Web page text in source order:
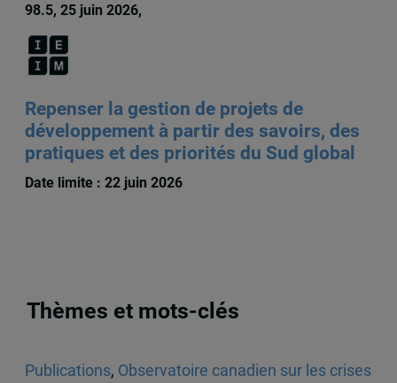
98.5, 25 juin 2026,
Repenser la gestion de projets de
développement à partir des savoirs, des
pratiques et des priorités du Sud global
Date limite : 22 juin 2026
Thèmes et mots-clés
Publications, Observatoire canadien sur les crises